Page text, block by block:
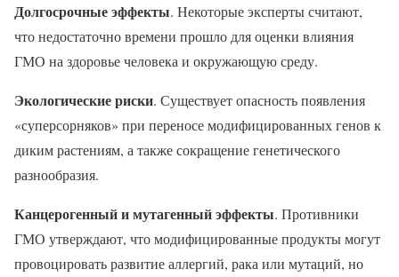
Долгосрочные эффекты. Некоторые эксперты считают,
что недостаточно времени прошло для оценки влияния
ГМО на здоровье человека и окружающую среду.
Экологические риски. Существует опасность появления
«суперсорняков» при переносе модифицированных генов к
диким растениям, а также сокращение генетического
разнообразия.
Канцерогенный и мутагенный эффекты. Противники
ГМО утверждают, что модифицированные продукты могут
провоцировать развитие аллергий, рака или мутаций, но